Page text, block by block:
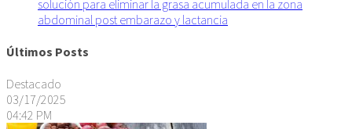
solución para eliminar la grasa acumulada en la zona
abdominal post embarazo y lactancia
Últimos Posts
Destacado
03/17/2025
04:42 PM